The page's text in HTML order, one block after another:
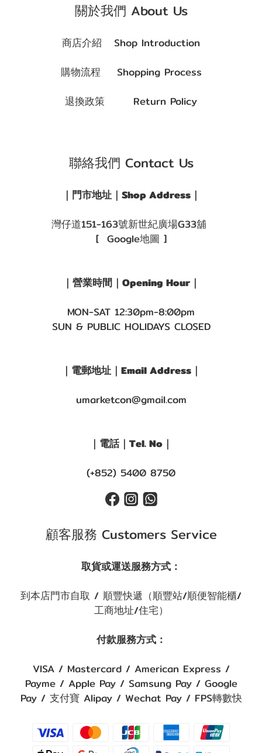
關於我們 About Us
商店介紹 Shop Introduction
購物流程 Shopping Process
退換政策 Return Policy
聯絡我們 Contact Us
｜門市地址｜Shop Address｜
灣仔道151-163號新世紀廣場G33舖
[ Google地圖 ]
｜營業時間｜Opening Hour｜
MON-SAT 12:30pm-8:00pm
SUN & PUBLIC HOLIDAYS CLOSED
｜電郵地址｜Email Address｜
umarketcon@gmail.com
｜電話｜Tel. No｜
(+852) 5400 8750
顧客服務 Customers Service
取貨或運送服務方式：
到本店門市自取 / 順豐快遞（順豐站/順便智能櫃/
工商地址/住宅）
付款服務方式：
VISA / Mastercard / American Express /
Payme / Apple Pay / Samsung Pay / Google
Pay / 支付寶 Alipay / Wechat Pay / FPS轉數快